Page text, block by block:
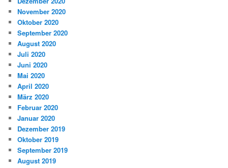
November 2020
Oktober 2020
September 2020
August 2020
Juli 2020
Juni 2020
Mai 2020
April 2020
März 2020
Februar 2020
Januar 2020
Dezember 2019
Oktober 2019
September 2019
August 2019